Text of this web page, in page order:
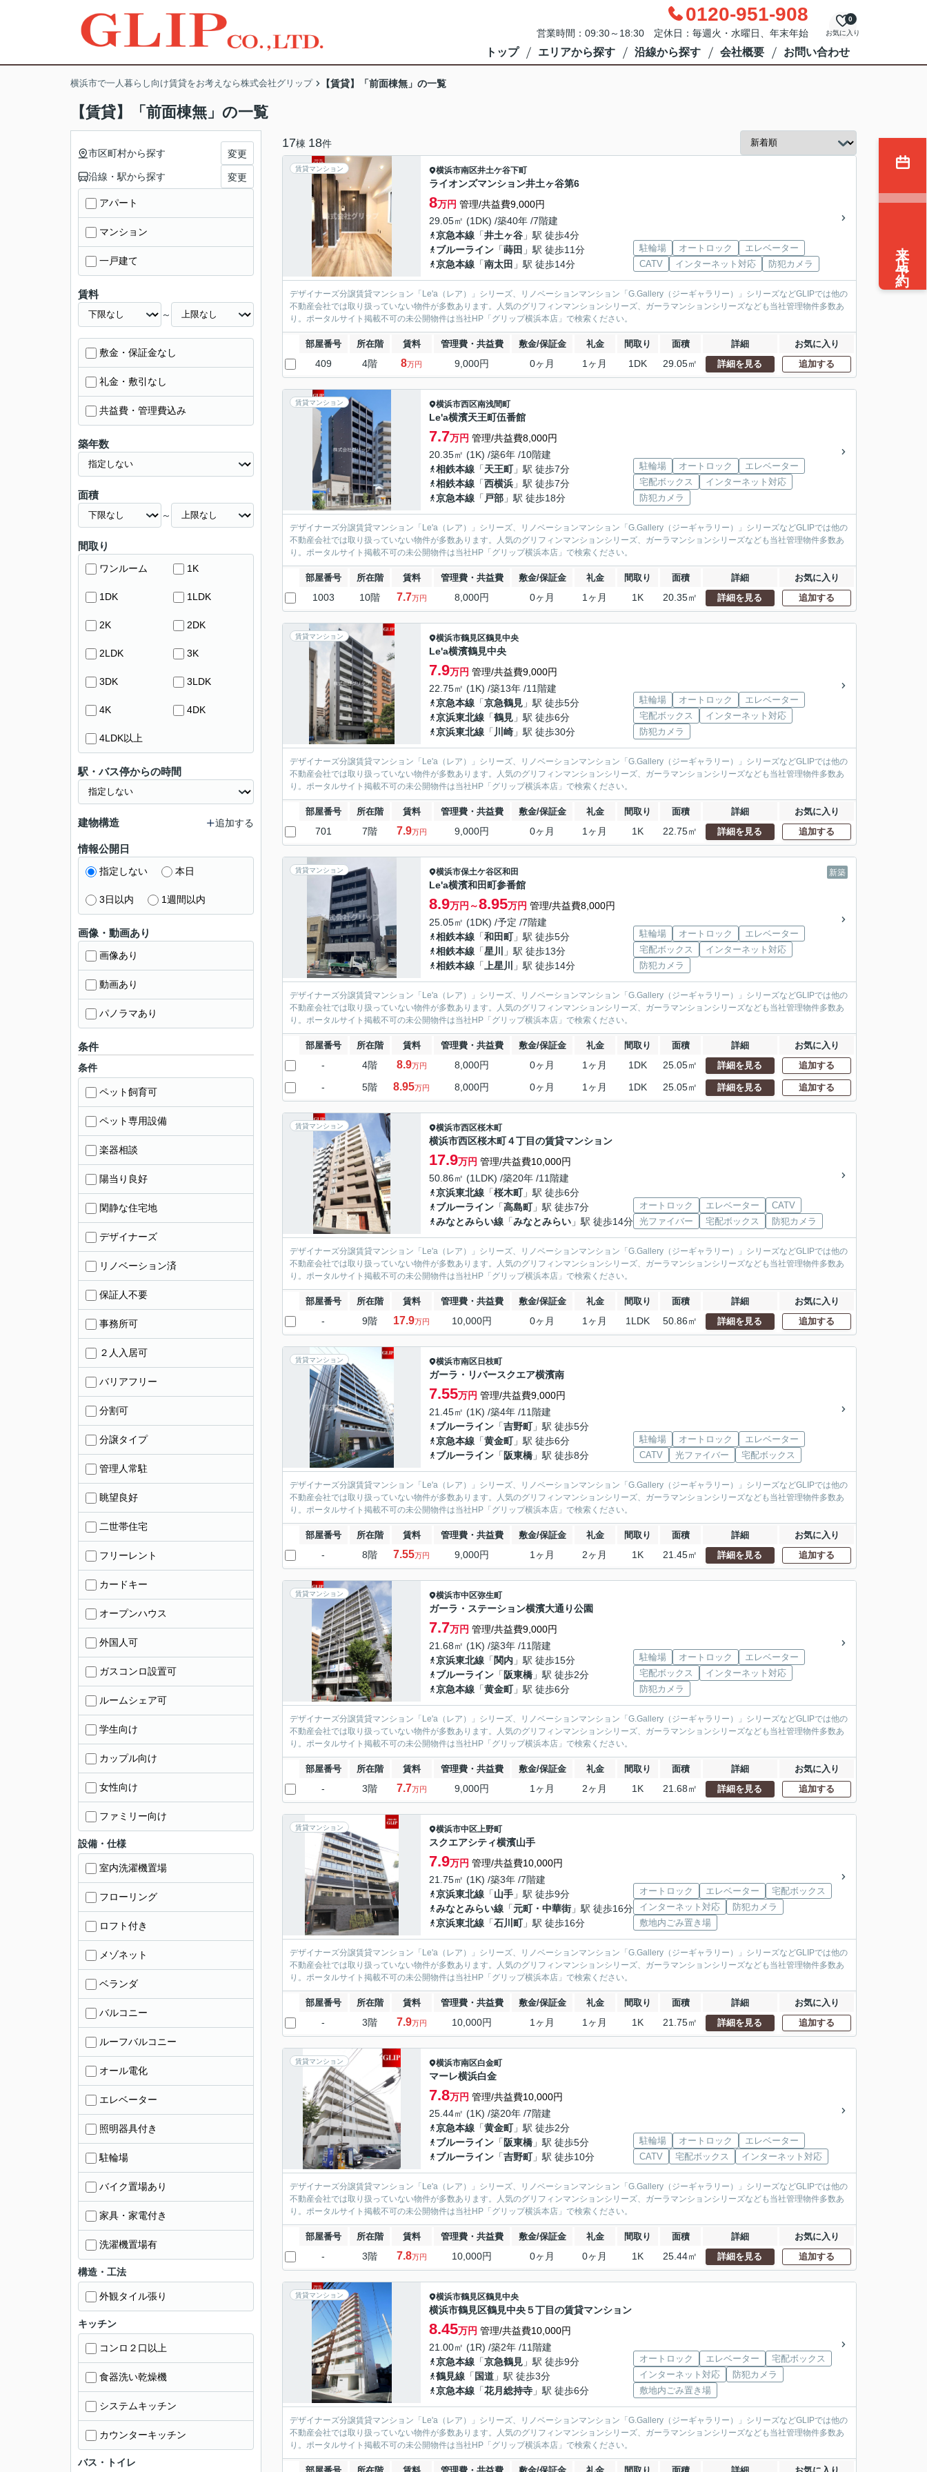
0120-951-908
営業時間：09:30～18:30 定休日：毎週火・水曜日、年末年始 お気に入り
0
トップ エリアから探す 沿線から探す 会社概要 お問い合わせ
横浜市で一人暮らし向け賃貸をお考えなら株式会社グリップ 【賃貸】「前面棟無」の一覧
【賃貸】「前面棟無」の一覧
17棟 18件
賃貸マンション 横浜市南区井土ケ谷下町
ライオンズマンション井土ヶ谷第6
8万円 管理/共益費9,000円
29.05㎡ (1DK) /築40年 /7階建
京急本線 「井土ヶ谷 」駅 徒歩4分
ブルーライン 「蒔田 」駅 徒歩11分
京急本線 「南太田 」駅 徒歩14分
駐輪場 オートロック
エレベーター
CATV
インターネット対応 防犯カメラ
デザイナーズ分譲賃貸マンション「Le'a（レア）」シリーズ、リノベーションマンション「G.Gallery（ジーギャラリー）」シリーズなどGLIPでは他の
不動産会社では取り扱っていない物件が多数あります。人気のグリフィンマンションシリーズ、ガーラマンションシリーズなども当社管理物件多数あ
り。ポータルサイト掲載不可の未公開物件は当社HP「グリップ横浜本店」で検索ください。
部屋番号 所在階 賃料 管理費・共益費 敷金/保証金 礼金 間取り 面積 詳細 お気に入り
409 4階 8万円 9,000円 0ヶ月 1ヶ月 1DK 29.05㎡ 詳細を見る 追加する
賃貸マンション 横浜市西区南浅間町
Le'a横濱天王町伍番館
7.7万円 管理/共益費8,000円
20.35㎡ (1K) /築6年 /10階建
相鉄本線 「天王町」駅 徒歩7分
相鉄本線 「西横浜 」駅 徒歩7分
京急本線 「 戸部 」駅 徒歩18分
駐輪場 オートロック
エレベーター
宅配ボックス
インターネット対応
防犯カメラ
デザイナーズ分譲賃貸マンション「Le'a（レア）」シリーズ、リノベーションマンション「G.Gallery（ジーギャラリー）」シリーズなどGLIPでは他の
不動産会社では取り扱っていない物件が多数あります。人気のグリフィンマンションシリーズ、ガーラマンションシリーズなども当社管理物件多数あ
り。ポータルサイト掲載不可の未公開物件は当社HP「グリップ横浜本店」で検索ください。
部屋番号 所在階 賃料 管理費・共益費 敷金/保証金 礼金 間取り 面積 詳細 お気に入り
1003 10階 7.7万円 8,000円 0ヶ月 1ヶ月 1K 20.35㎡ 詳細を見る 追加する
賃貸マンション 横浜市鶴見区鶴見中央
Le'a横濱鶴見中央
7.9万円 管理/共益費9,000円
22.75㎡ (1K) /築13年 /11階建
京急本線 「京急鶴見 」駅 徒歩5分
京浜東北線 「鶴見 」駅 徒歩6分
京浜東北線 「 川崎 」駅 徒歩30分
駐輪場 オートロック
エレベーター
宅配ボックス
インターネット対応
防犯カメラ
デザイナーズ分譲賃貸マンション「Le'a（レア）」シリーズ、リノベーションマンション「G.Gallery（ジーギャラリー）」シリーズなどGLIPでは他の
不動産会社では取り扱っていない物件が多数あります。人気のグリフィンマンションシリーズ、ガーラマンションシリーズなども当社管理物件多数あ
り。ポータルサイト掲載不可の未公開物件は当社HP「グリップ横浜本店」で検索ください。
部屋番号 所在階 賃料 管理費・共益費 敷金/保証金 礼金 間取り 面積 詳細 お気に入り
701 7階 7.9万円 9,000円 0ヶ月 1ヶ月 1K 22.75㎡ 詳細を見る 追加する
賃貸マンション 新築
横浜市保土ケ谷区和田
Le'a横濱和田町参番館
8.9万円～8.95万円 管理/共益費8,000円
25.05㎡ (1DK) /予定 /7階建
相鉄本線 「和田町」駅 徒歩5分
相鉄本線 「星川
」駅 徒歩13分
相鉄本線 「 上星川 」駅 徒歩14分
駐輪場 オートロック
エレベーター
宅配ボックス
インターネット対応
防犯カメラ
デザイナーズ分譲賃貸マンション「Le'a（レア）」シリーズ、リノベーションマンション「G.Gallery（ジーギャラリー）」シリーズなどGLIPでは他の
不動産会社では取り扱っていない物件が多数あります。人気のグリフィンマンションシリーズ、ガーラマンションシリーズなども当社管理物件多数あ
り。ポータルサイト掲載不可の未公開物件は当社HP「グリップ横浜本店」で検索ください。
部屋番号 所在階 賃料 管理費・共益費 敷金/保証金 礼金 間取り 面積 詳細 お気に入り
- 4階 8.9万円 8,000円 0ヶ月 1ヶ月 1DK 25.05㎡ 詳細を見る 追加する
- 5階 8.95万円 8,000円 0ヶ月 1ヶ月 1DK 25.05㎡ 詳細を見る 追加する
賃貸マンション 横浜市西区桜木町
横浜市西区桜木町４丁目の賃貸マンション
17.9万円 管理/共益費10,000円
50.86㎡ (1LDK) /築20年 /11階建
京浜東北線 「桜木町」駅 徒歩6分
ブルーライン 「高島町」駅 徒歩7分
みなとみらい線 「みなとみらい 」駅 徒歩14分
オートロック エレベーター
CATV
光ファイバー
宅配ボックス 防犯カメラ
デザイナーズ分譲賃貸マンション「Le'a（レア）」シリーズ、リノベーションマンション「G.Gallery（ジーギャラリー）」シリーズなどGLIPでは他の
不動産会社では取り扱っていない物件が多数あります。人気のグリフィンマンションシリーズ、ガーラマンションシリーズなども当社管理物件多数あ
り。ポータルサイト掲載不可の未公開物件は当社HP「グリップ横浜本店」で検索ください。
部屋番号 所在階 賃料 管理費・共益費 敷金/保証金 礼金 間取り 面積 詳細 お気に入り
- 9階 17.9万円 10,000円 0ヶ月 1ヶ月 1LDK 50.86㎡ 詳細を見る 追加する
賃貸マンション 横浜市南区 日枝町
ガーラ・リバースクエア横濱南
7.55万円 管理/共益費9,000円
21.45㎡ (1K) /築4年 /11階建
ブルーライン 「吉野町」駅 徒歩5分
京急本線 「黄金町」駅 徒歩6分
ブルーライン 「 阪東橋 」駅 徒歩8分
駐輪場 オートロック
エレベーター
CATV
光ファイバー 宅配ボックス
デザイナーズ分譲賃貸マンション「Le'a（レア）」シリーズ、リノベーションマンション「G.Gallery（ジーギャラリー）」シリーズなどGLIPでは他の
不動産会社では取り扱っていない物件が多数あります。人気のグリフィンマンションシリーズ、ガーラマンションシリーズなども当社管理物件多数あ
り。ポータルサイト掲載不可の未公開物件は当社HP「グリップ横浜本店」で検索ください。
部屋番号 所在階 賃料 管理費・共益費 敷金/保証金 礼金 間取り 面積 詳細 お気に入り
- 8階 7.55万円 9,000円 1ヶ月 2ヶ月 1K 21.45㎡ 詳細を見る 追加する
賃貸マンション 横浜市中区弥生町
ガーラ・ステーション横濱大通り公園
7.7万円 管理/共益費9,000円
21.68㎡ (1K) /築3年 /11階建
京浜東北線 「 関内 」駅 徒歩15分
ブルーライン 「 阪東橋 」駅 徒歩2分
京急本線 「黄金町」駅 徒歩6分
駐輪場 オートロック
エレベーター
宅配ボックス
インターネット対応
防犯カメラ
デザイナーズ分譲賃貸マンション「Le'a（レア）」シリーズ、リノベーションマンション「G.Gallery（ジーギャラリー）」シリーズなどGLIPでは他の
不動産会社では取り扱っていない物件が多数あります。人気のグリフィンマンションシリーズ、ガーラマンションシリーズなども当社管理物件多数あ
り。ポータルサイト掲載不可の未公開物件は当社HP「グリップ横浜本店」で検索ください。
部屋番号 所在階 賃料 管理費・共益費 敷金/保証金 礼金 間取り 面積 詳細 お気に入り
- 3階 7.7万円 9,000円 1ヶ月 2ヶ月 1K 21.68㎡ 詳細を見る 追加する
賃貸マンション 横浜市中区上野町
スクエアシティ横濱山手
7.9万円 管理/共益費10,000円
21.75㎡ (1K) /築3年 /7階建
京浜東北線 「山手 」駅 徒歩9分
みなとみらい線 「元町・中華街」駅 徒歩16分
京浜東北線 「石川町」駅 徒歩16分
オートロック エレベーター
宅配ボックス
インターネット対応
防犯カメラ
敷地内ごみ置き場
デザイナーズ分譲賃貸マンション「Le'a（レア）」シリーズ、リノベーションマンション「G.Gallery（ジーギャラリー）」シリーズなどGLIPでは他の
不動産会社では取り扱っていない物件が多数あります。人気のグリフィンマンションシリーズ、ガーラマンションシリーズなども当社管理物件多数あ
り。ポータルサイト掲載不可の未公開物件は当社HP「グリップ横浜本店」で検索ください。
部屋番号 所在階 賃料 管理費・共益費 敷金/保証金 礼金 間取り 面積 詳細 お気に入り
- 3階 7.9万円 10,000円 1ヶ月 1ヶ月 1K 21.75㎡ 詳細を見る 追加する
賃貸マンション 横浜市南区白金町
マーレ横浜白金
7.8万円 管理/共益費10,000円
25.44㎡ (1K) /築20年 /7階建
京急本線 「黄金町」駅 徒歩2分
ブルーライン 「 阪東橋 」駅 徒歩5分
ブルーライン 「吉野町」駅 徒歩10分
駐輪場 オートロック
エレベーター
CATV
宅配ボックス インターネット対応
デザイナーズ分譲賃貸マンション「Le'a（レア）」シリーズ、リノベーションマンション「G.Gallery（ジーギャラリー）」シリーズなどGLIPでは他の
不動産会社では取り扱っていない物件が多数あります。人気のグリフィンマンションシリーズ、ガーラマンションシリーズなども当社管理物件多数あ
り。ポータルサイト掲載不可の未公開物件は当社HP「グリップ横浜本店」で検索ください。
部屋番号 所在階 賃料 管理費・共益費 敷金/保証金 礼金 間取り 面積 詳細 お気に入り
- 3階 7.8万円 10,000円 0ヶ月 0ヶ月 1K 25.44㎡ 詳細を見る 追加する
賃貸マンション 横浜市鶴見区鶴見中央
横浜市鶴見区鶴見中央５丁目の賃貸マンション
8.45万円 管理/共益費10,000円
21.00㎡ (1R) /築2年 /11階建
京急本線 「京急鶴見 」駅 徒歩9分
鶴見線 「 国道 」駅 徒歩3分
京急本線 「花月総持寺 」駅 徒歩6分
オートロック エレベーター
宅配ボックス
インターネット対応
防犯カメラ
敷地内ごみ置き場
デザイナーズ分譲賃貸マンション「Le'a（レア）」シリーズ、リノベーションマンション「G.Gallery（ジーギャラリー）」シリーズなどGLIPでは他の
不動産会社では取り扱っていない物件が多数あります。人気のグリフィンマンションシリーズ、ガーラマンションシリーズなども当社管理物件多数あ
り。ポータルサイト掲載不可の未公開物件は当社HP「グリップ横浜本店」で検索ください。
市区町村から探す 変更
沿線・駅から探す 変更
アパート
マンション
一戸建て
賃料
～
敷金・保証金なし
礼金・敷引なし
共益費・管理費込み
築年数
面積
～
間取り
ワンルーム 1K
1DK 1LDK
2K 2DK
2LDK 3K
3DK 3LDK
4K 4DK
4LDK以上
駅・バス停からの時間
建物構造 追加する
情報公開日
指定しない 本日
3日以内 1週間以内
画像・動画あり
画像あり
動画あり
パノラマあり
条件
条件
ペット飼育可
ペット専用設備
楽器相談
陽当り良好
閑静な住宅地
デザイナーズ
リノベーション済
保証人不要
事務所可
２人入居可
バリアフリー
分割可
分譲タイプ
管理人常駐
眺望良好
二世帯住宅
フリーレント
カードキー
オープンハウス
外国人可
ガスコンロ設置可
ルームシェア可
学生向け
カップル向け
女性向け
ファミリー向け
設備・仕様
室内洗濯機置場
フローリング
ロフト付き
メゾネット
ベランダ
バルコニー
ルーフバルコニー
オール電化
エレベーター
照明器具付き
駐輪場
バイク置場あり
家具・家電付き
洗濯機置場有
構造・工法
外観タイル張り
キッチン
コンロ２口以上
食器洗い乾燥機
システムキッチン
カウンターキッチン
バス・トイレ
来店予約